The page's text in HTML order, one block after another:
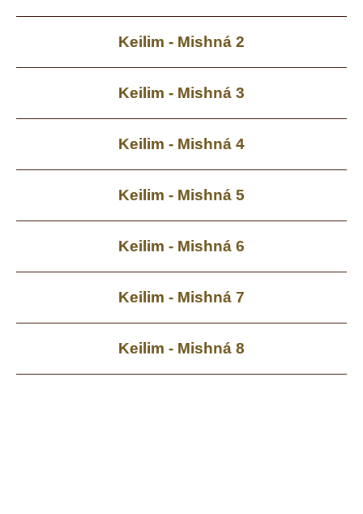
Keilim - Mishná 2
Keilim - Mishná 3
Keilim - Mishná 4
Keilim - Mishná 5
Keilim - Mishná 6
Keilim - Mishná 7
Keilim - Mishná 8